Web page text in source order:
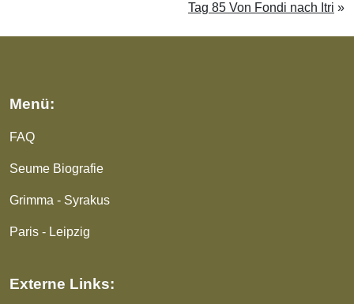
Tag 85 Von Fondi nach Itri »
Menü:
FAQ
Seume Biografie
Grimma - Syrakus
Paris - Leipzig
Externe Links: